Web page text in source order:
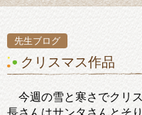
先生ブログ
クリスマス作品
今週の雪と寒さでクリ